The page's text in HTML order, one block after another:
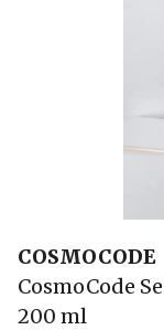
COSMOCODE
CosmoCode
200 ml